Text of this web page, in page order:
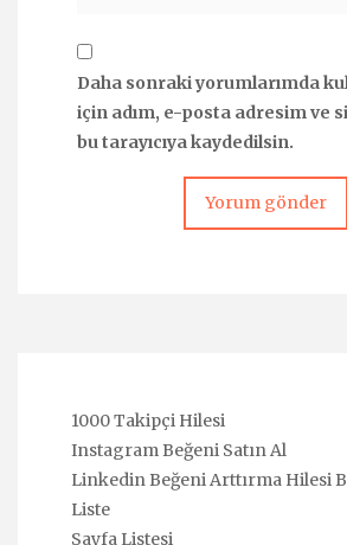
Daha sonraki yorumlarımda
için adım, e-posta adresim ve
bu tarayıcıya kaydedilsin.
1000 Takipçi Hilesi
Instagram Beğeni Satın Al
Linkedin Beğeni Arttırma Hilesi
Liste
Sayfa Listesi